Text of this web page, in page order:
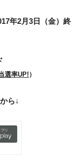
年2月3日（金）終
選率UP! ）
ら↓